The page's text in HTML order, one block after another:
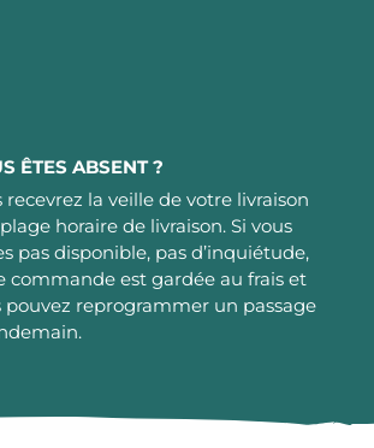
ÊTES ABSENT ?
recevrez la veille de votre livraison
horaire de livraison. Si vous
pas disponible, pas d’inquiétude,
commande est gardée au frais et
pouvez reprogrammer un passage